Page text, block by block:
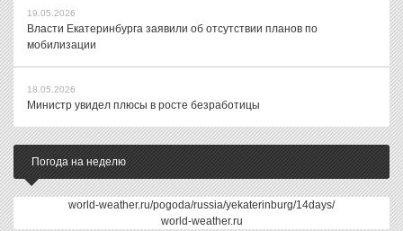
19.05.2026
Власти Екатеринбурга заявили об отсутствии планов по
мобилизации
18.05.2026
Министр увидел плюсы в росте безработицы
Погода на неделю
world-weather.ru/pogoda/russia/yekaterinburg/14days/
world-weather.ru